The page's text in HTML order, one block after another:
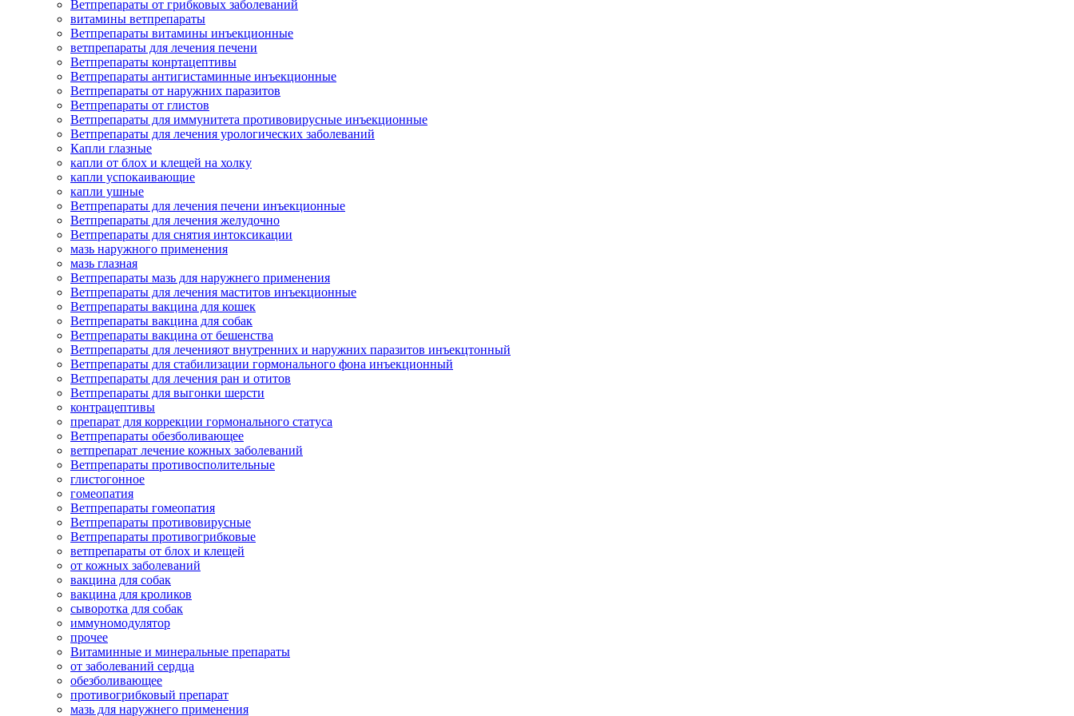
Ветпрепараты от грибковых заболеваний
витамины ветпрепараты
Ветпрепараты витамины инъекционные
ветпрепараты для лечения печени
Ветпрепараты конртацептивы
Ветпрепараты антигистаминные инъекционные
Ветпрепараты от наружних паразитов
Ветпрепараты от глистов
Ветпрепараты для иммунитета противовирусные инъекционные
Ветпрепараты для лечения урологических заболеваний
Капли глазные
капли от блох и клещей на холку
капли успокаивающие
капли ушные
Ветпрепараты для лечения печени инъекционные
Ветпрепараты для лечения желудочно
Ветпрепараты для снятия интоксикации
мазь наружного применения
мазь глазная
Ветпрепараты мазь для наружнего применения
Ветпрепараты для лечения маститов инъекционные
Ветпрепараты вакцина для кошек
Ветпрепараты вакцина для собак
Ветпрепараты вакцина от бешенства
Ветпрепараты для леченияот внутренних и наружних паразитов инъекцтонный
Ветпрепараты для стабилизации гормонального фона инъекционный
Ветпрепараты для лечения ран и отитов
Ветпрепараты для выгонки шерсти
контрацептивы
препарат для коррекции гормонального статуса
Ветпрепараты обезболивающее
ветпрепарат лечение кожных заболеваний
Ветпрепараты противосполительные
глистогонное
гомеопатия
Ветпрепараты гомеопатия
Ветпрепараты противовирусные
Ветпрепараты противогрибковые
ветпрепараты от блох и клещей
от кожных заболеваний
вакцина для собак
вакцина для кроликов
сыворотка для собак
иммуномодулятор
прочее
Витаминные и минеральные препараты
от заболеваний сердца
обезболивающее
противогрибковый препарат
мазь для наружнего применения